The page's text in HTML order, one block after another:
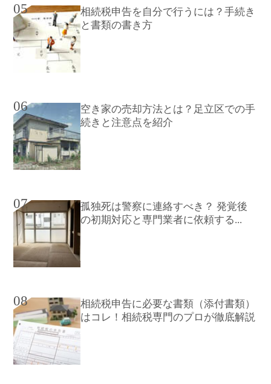
05
相続税申告を自分で行うには？手続き
と書類の書き方
06
空き家の売却方法とは？足立区での手
続きと注意点を紹介
07
孤独死は警察に連絡すべき？ 発覚後
の初期対応と専門業者に依頼する...
08
相続税申告に必要な書類（添付書類）
はコレ！相続税専門のプロが徹底解説